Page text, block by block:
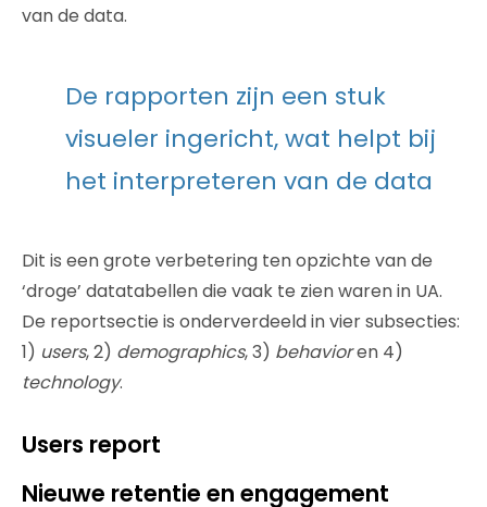
van de data.
De rapporten zijn een stuk
visueler ingericht, wat helpt bij
het interpreteren van de data
Dit is een grote verbetering ten opzichte van de
‘droge’ datatabellen die vaak te zien waren in UA.
De reportsectie is onderverdeeld in vier subsecties:
1) users, 2) demographics, 3) behavioren 4)
technology.
Users report
Nieuwe retentie en engagement